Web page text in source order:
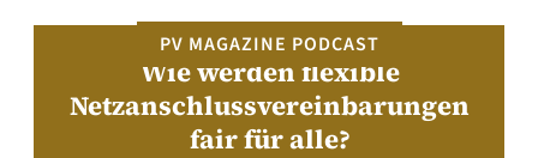
PV MAGAZINE PODCAST
Wie werden flexible
Netzanschlussvereinbarungen
fair für alle?